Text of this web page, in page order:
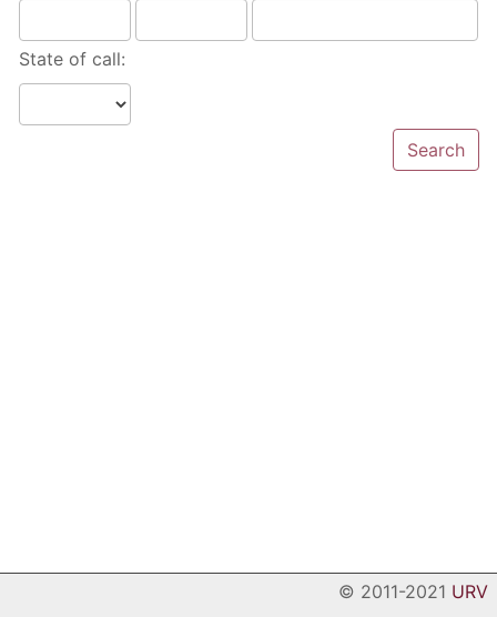
State of call:
© 2011-2021 URV